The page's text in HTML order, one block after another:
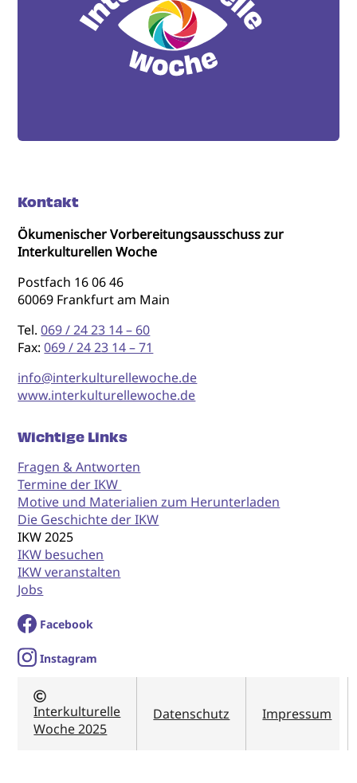
Kontakt
Ökumenischer Vorbereitungsausschuss zur
Interkulturellen Woche
Postfach 16 06 46
60069 Frankfurt am Main
Tel.069 / 24 23 14 – 60
Fax:069 / 24 23 14 – 71
info@interkulturellewoche.de
www.interkulturellewoche.de
Wichtige Links
Fragen & Antworten
Termine der IKW
Motive und Materialien zum Herunterladen
Die Geschichte der IKW
IKW 2025
IKW besuchen
IKW veranstalten
Jobs
Facebook
Instagram
Interkulturelle
Woche 2025
Datenschutz Impressum